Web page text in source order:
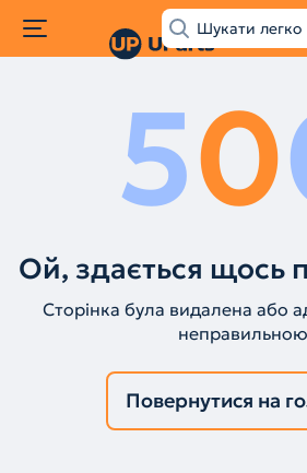
50
Ой, здається щось
Сторінка була видалена або
Повернутися на